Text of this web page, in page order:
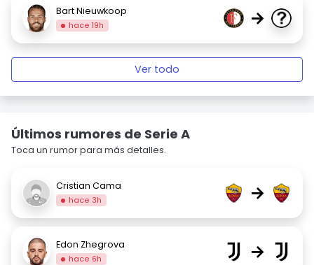
Bart Nieuwkoop
hace 19h →
Ver todo
Últimos rumores de Serie A
Toca un rumor para más detalles.
Cristian Cama
hace 3h →
Edon Zhegrova
hace 6h →